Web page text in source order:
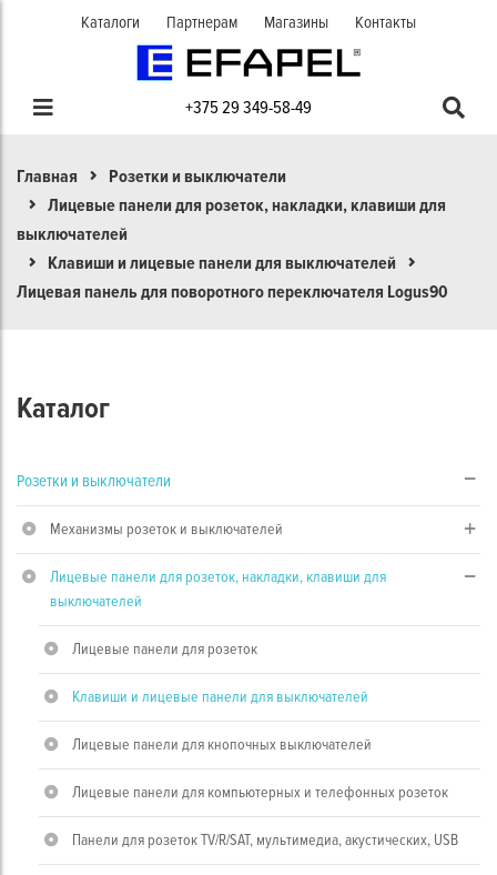
Каталоги Партнерам Магазины Контакты
+375 29 349-58-49
Главная
Розетки и выключатели
Лицевые панели для розеток, накладки, клавиши для
выключателей
Клавиши и лицевые панели для выключателей
Лицевая панель для поворотного переключателя Logus90
Каталог
Розетки и выключатели
Механизмы розеток и выключателей
Лицевые панели для розеток, накладки, клавиши для
выключателей
Лицевые панели для розеток
Клавиши и лицевые панели для выключателей
Лицевые панели для кнопочных выключателей
Лицевые панели для компьютерных и телефонных розеток
Панели для розеток TV/R/SAT, мультимедиа, акустических, USB